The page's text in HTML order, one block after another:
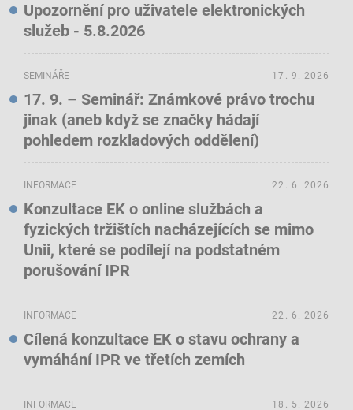
Upozornění pro uživatele elektronických
služeb - 5.8.2026
SEMINÁŘE
17. 9. – Seminář: Známkové právo trochu
jinak (aneb když se značky hádají
pohledem rozkladových oddělení)
17. 9. 2026
INFORMACE
Konzultace EK o online službách a
fyzických tržištích nacházejících se mimo
Unii, které se podílejí na podstatném
porušování IPR
22. 6. 2026
INFORMACE
Cílená konzultace EK o stavu ochrany a
vymáhání IPR ve třetích zemích
22. 6. 2026
INFORMACE 18. 5. 2026